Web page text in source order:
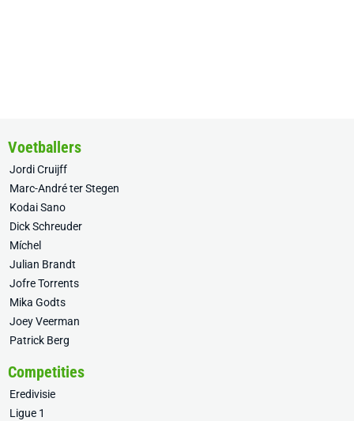
Voetballers
Jordi Cruijff
Marc-André ter Stegen
Kodai Sano
Dick Schreuder
Míchel
Julian Brandt
Jofre Torrents
Mika Godts
Joey Veerman
Patrick Berg
Competities
Eredivisie
Ligue 1